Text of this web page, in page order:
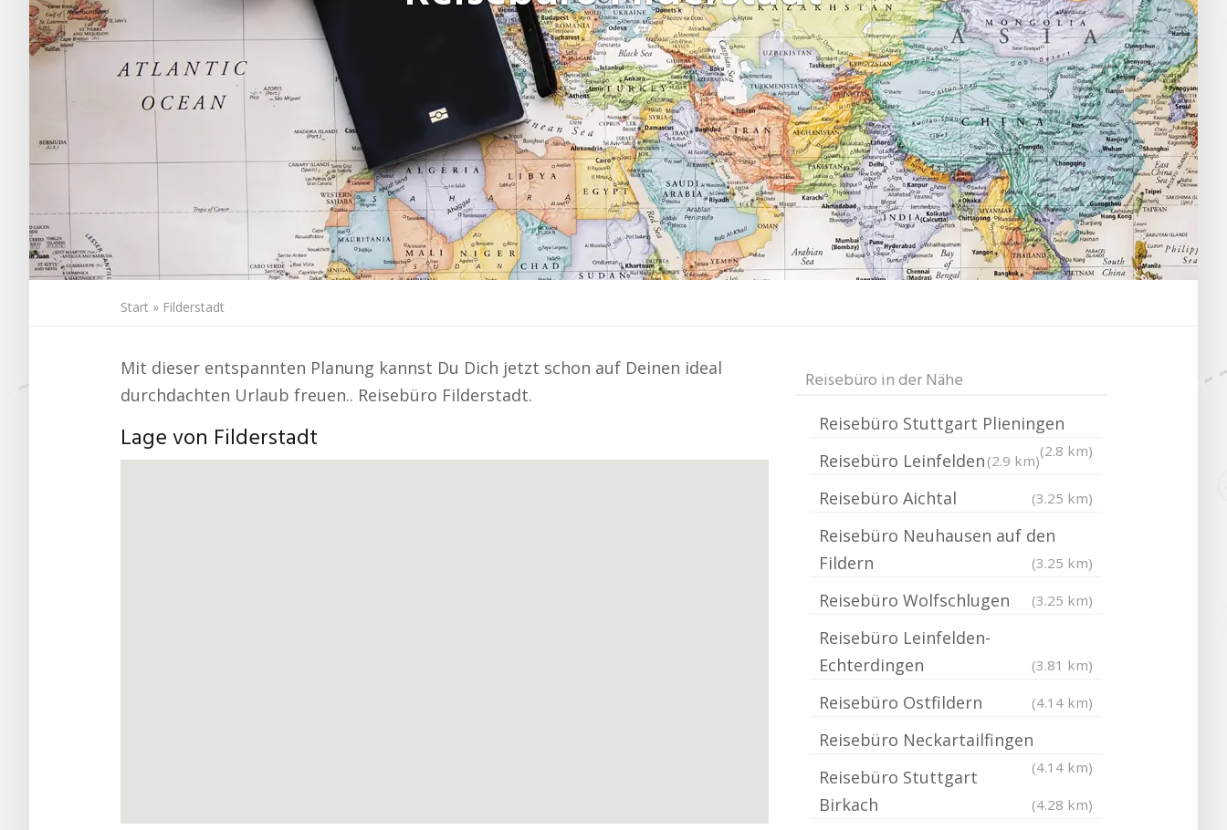
Start » Filderstadt
Mit dieser entspannten Planung kannst Du Dich jetzt schon auf Deinen ideal
durchdachten Urlaub freuen.. Reisebüro Filderstadt.
Lage von Filderstadt
Reisebüro in der Nähe
Reisebüro Stuttgart Plieningen
(2.8 km)
Reisebüro Leinfelden (2.9 km)
Reisebüro Aichtal (3.25 km)
Reisebüro Neuhausen auf den
Fildern
(3.25 km)
Reisebüro Wolfschlugen (3.25 km)
Reisebüro Leinfelden-
Echterdingen
(3.81 km)
Reisebüro Ostfildern (4.14 km)
Reisebüro Neckartailfingen
(4.14 km)
Reisebüro Stuttgart
Birkach
(4.28 km)